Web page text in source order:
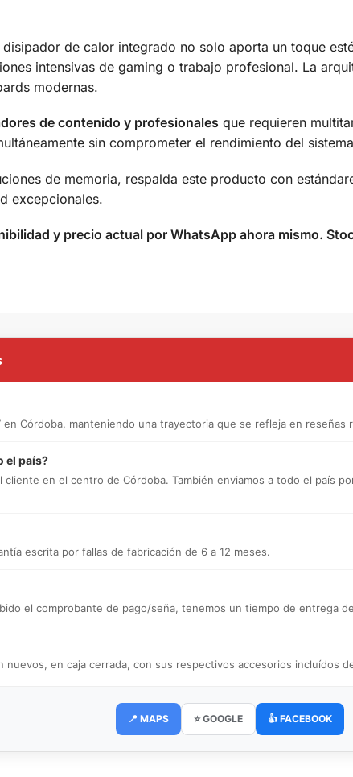
de calor integrado no solo aporta un toque
intensivas de gaming o trabajo profesional. La
modernas.
de contenido y profesionales que requieren
sin comprometer el rendimiento del
de memoria, respalda este producto con
excepcionales.
y precio actual por WhatsApp ahora mismo.
Córdoba, manteniendo una trayectoria que se refleja en reseñas
el país?
en el centro de Córdoba. También enviamos a todo el país
escrita por fallas de fabricación de 6 a 12 meses.
el comprobante de pago/seña, tenemos un tiempo de entrega
en caja cerrada, con sus respectivos accesorios incluídos
📍 MAPS ⭐ GOOGLE 👍 FACEBOOK